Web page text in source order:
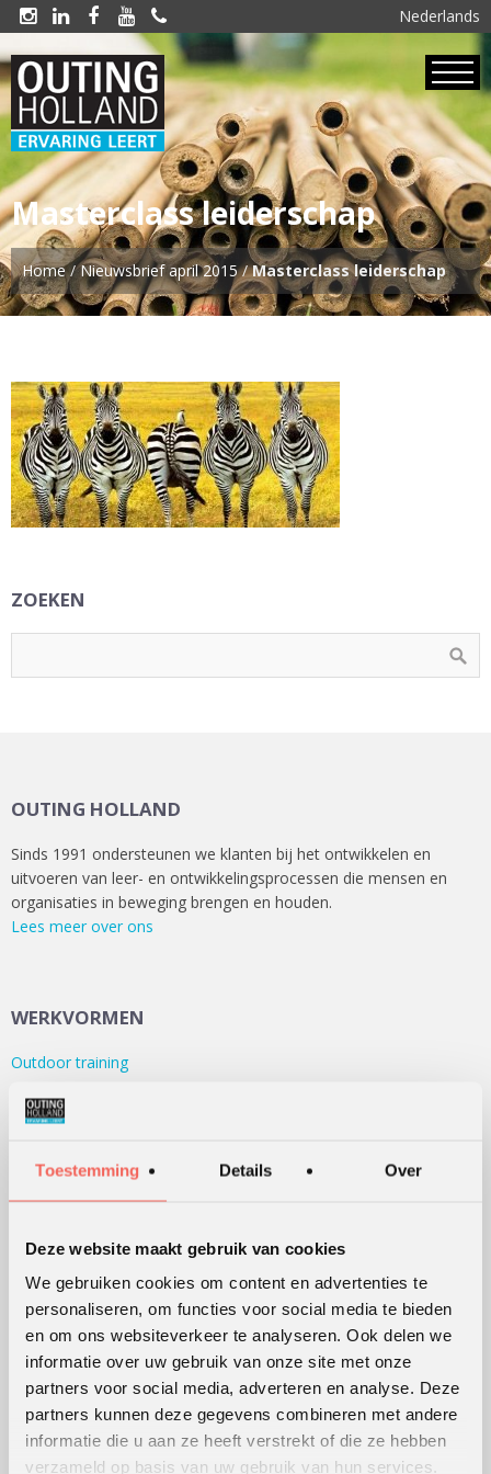
Toestemming Details Over
Deze website maakt gebruik van cookies
We gebruiken cookies om content en advertenties te
personaliseren, om functies voor social media te bieden
en om ons websiteverkeer te analyseren. Ook delen we
informatie over uw gebruik van onze site met onze
partners voor social media, adverteren en analyse. Deze
partners kunnen deze gegevens combineren met andere
informatie die u aan ze heeft verstrekt of die ze hebben
verzameld op basis van uw gebruik van hun services.
Nederlands
    
Masterclass leiderschap
Home/Nieuwsbrief april 2015/Masterclass leiderschap
ZOEKEN
OUTING HOLLAND
Sinds 1991 ondersteunen we klanten bij het ontwikkelen en
uitvoeren van leer- en ontwikkelingsprocessen die mensen en
organisaties in beweging brengen en houden.
Lees meer over ons
WERKVORMEN
Outdoor training
Serious games
Teambuilding
Teamontwikkeling
KLANTWAARDERING
Lees hier de beoordelingen van verschillende klanten.
WERKWIJZE